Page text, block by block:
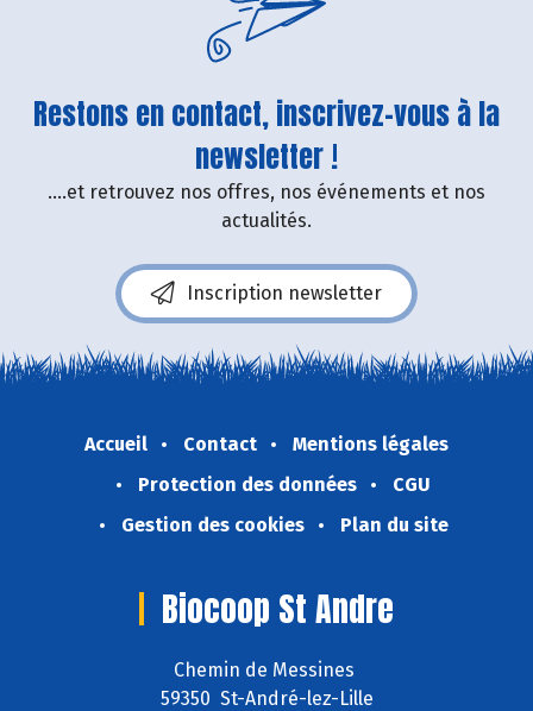
Restons en contact, inscrivez-vous à la
newsletter !
....et retrouvez nos offres, nos événements et nos
actualités.
Inscription newsletter
Accueil Contact
Mentions légales
Protection des données
CGU
Gestion des cookies
Plan du site
Biocoop St Andre
Chemin de Messines
59350 St-André-lez-Lille